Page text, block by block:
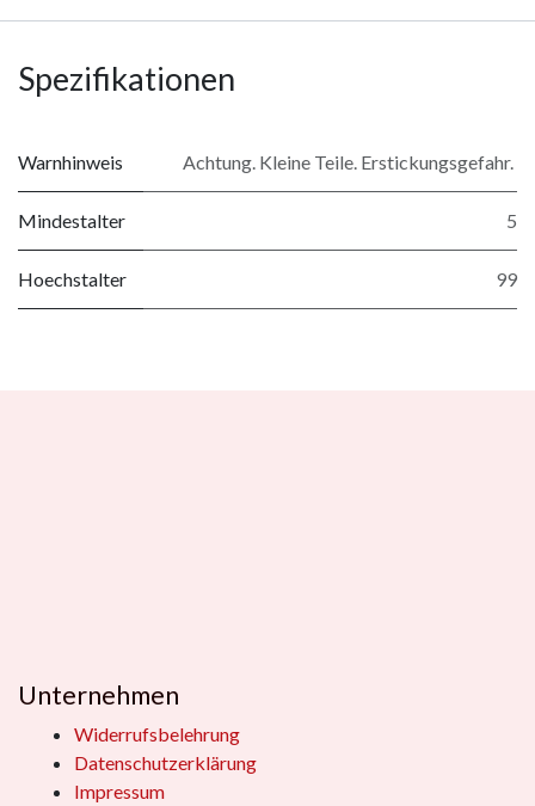
Spezifikationen
Warnhinweis Achtung. Kleine Teile. Erstickungsgefahr.
Mindestalter 5
Hoechstalter 99
Unternehmen
Widerrufsbelehrung
Datenschutzerklärung
Impressum